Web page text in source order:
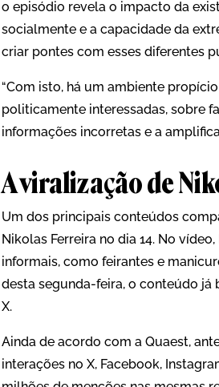
o episódio revela o impacto da
socialmente e a capacidade da
criar pontes com esses diferentes
“Com isto, há um ambiente
politicamente interessadas, sobre
informações incorretas e a
A viralização de
Um dos principais conteúdos
Nikolas Ferreira no dia 14. No
informais, como feirantes e
desta segunda-feira, o conteúdo já
X.
Ainda de acordo com a Quaest,
interações no X, Facebook,